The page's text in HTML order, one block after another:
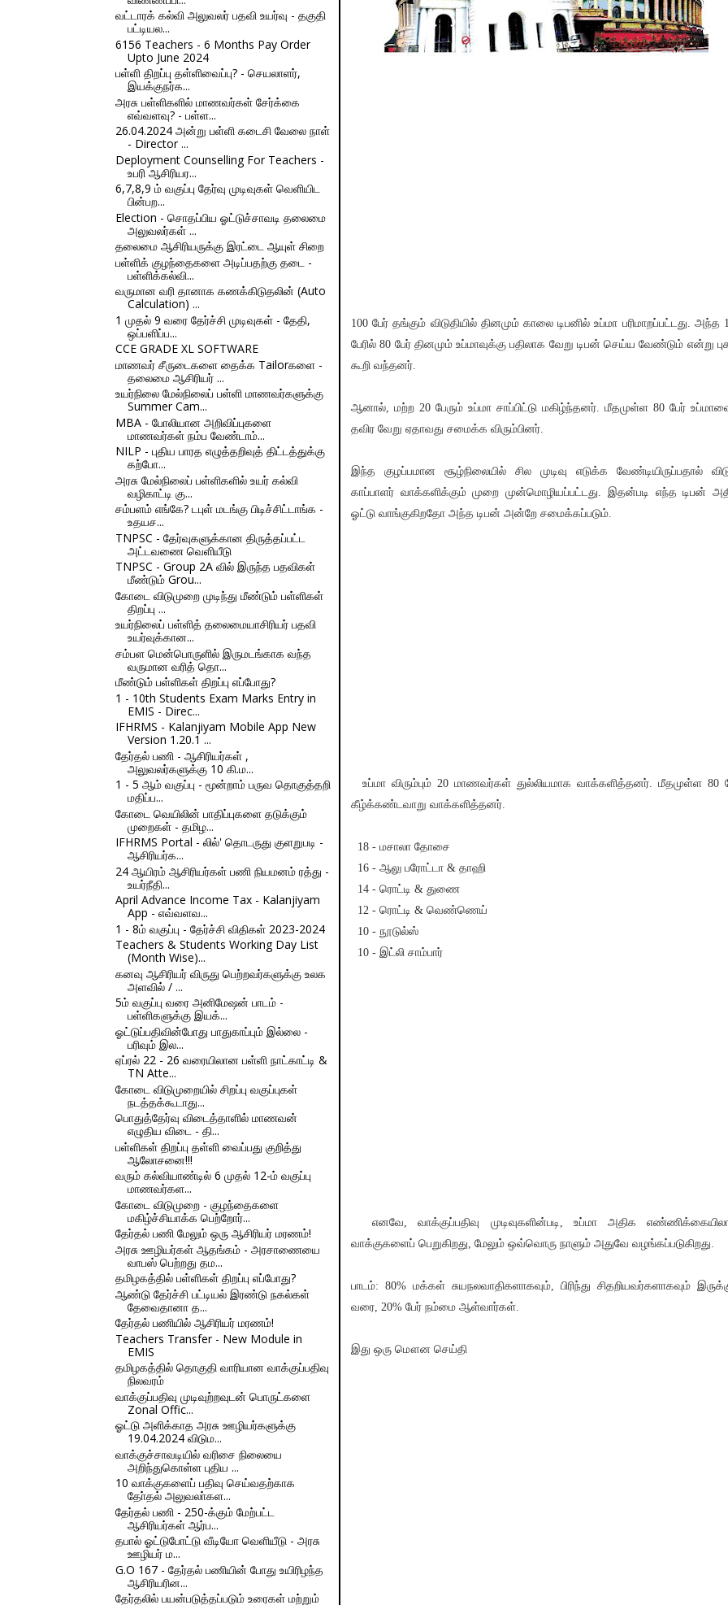
வட்டாரக் கல்வி அலுவலர் பதவி உயர்வு - தகுதி
பட்டியல...
6156 Teachers - 6 Months Pay Order
Upto June 2024
பள்ளி திறப்பு தள்ளிவைப்பு? - செயலாளர்,
இயக்குநர்க...
அரசு பள்ளிகளில் மாணவர்கள் சேர்க்கை
எவ்வளவு? - பள்ள...
26.04.2024 அன்று பள்ளி கடைசி வேலை நாள்
- Director ...
Deployment Counselling For Teachers -
உபரி ஆசிரியர...
6,7,8,9 ம் வகுப்பு தேர்வு முடிவுகள் வெளியிட
பின்பற...
Election - சொதப்பிய ஓட்டுச்சாவடி தலைமை
அலுவலர்கள் ...
தலைமை ஆசிரியருக்கு இரட்டை ஆயுள் சிறை
பள்ளிக் குழந்தைகளை அடிப்பதற்கு தடை -
பள்ளிக்கல்வி...
வருமான வரி தானாக கணக்கிடுதலின் (Auto
Calculation) ...
1 முதல் 9 வரை தேர்ச்சி முடிவுகள் - தேதி,
ஒப்பளிப்ப...
CCE GRADE XL SOFTWARE
மாணவர் சீருடைகளை தைக்க Tailorகளை -
தலைமை ஆசிரியர் ...
உயர்நிலை மேல்நிலைப் பள்ளி மாணவர்களுக்கு
Summer Cam...
MBA - போலியான அறிவிப்புகளை
மாணவர்கள் நம்ப வேண்டாம்...
NILP - புதிய பாரத எழுத்தறிவுத் திட்டத்துக்கு
கற்போ...
அரசு மேல்நிலைப் பள்ளிகளில் உயர் கல்வி
வழிகாட்டி கு...
சம்பளம் எங்கே? டபுள் மடங்கு பிடிச்சிட்டாங்க -
உதயச...
TNPSC - தேர்வுகளுக்கான திருத்தப்பட்ட
அட்டவணை வெளியீடு
TNPSC - Group 2A வில் இருந்த பதவிகள்
மீண்டும் Grou...
கோடை விடுமுறை முடிந்து மீண்டும் பள்ளிகள்
திறப்பு ...
உயர்நிலைப் பள்ளித் தலைமையாசிரியர் பதவி
உயர்வுக்கான...
சம்பள மென்பொருளில் இருமடங்காக வந்த
வருமான வரித் தொ...
மீண்டும் பள்ளிகள் திறப்பு எப்போது?
1 - 10th Students Exam Marks Entry in
EMIS - Direc...
IFHRMS - Kalanjiyam Mobile App New
Version 1.20.1 ...
தேர்தல் பணி - ஆசிரியர்கள் ,
அலுவலர்களுக்கு 10 கி.ம...
1 - 5 ஆம் வகுப்பு - மூன்றாம் பருவ தொகுத்தறி
மதிப்ப...
கோடை வெயிலின் பாதிப்புகளை தடுக்கும்
முறைகள் - தமிழ...
IFHRMS Portal - லில்' தொடருது குளறுபடி -
ஆசிரியர்க...
24 ஆயிரம் ஆசிரியர்கள் பணி நியமனம் ரத்து -
உயர்நீதி...
April Advance Income Tax - Kalanjiyam
App - எவ்வளவ...
1 - 8ம் வகுப்பு - தேர்ச்சி விதிகள் 2023-2024
Teachers & Students Working Day List
(Month Wise)...
கனவு ஆசிரியர் விருது பெற்றவர்களுக்கு உலக
அளவில் / ...
5ம் வகுப்பு வரை அனிமேஷன் பாடம் -
பள்ளிகளுக்கு இயக்...
ஓட்டுப்பதிவின்போது பாதுகாப்பும் இல்லை -
பரிவும் இல...
ஏப்ரல் 22 - 26 வரையிலான பள்ளி நாட்காட்டி &
TN Atte...
கோடை விடுமுறையில் சிறப்பு வகுப்புகள்
நடத்தக்கூடாது...
பொதுத்தேர்வு விடைத்தாளில் மாணவன்
எழுதிய விடை - தி...
பள்ளிகள் திறப்பு தள்ளி வைப்பது குறித்து
ஆலோசனை!!!
வரும் கல்வியாண்டில் 6 முதல் 12-ம் வகுப்பு
மாணவர்கள...
கோடை விடுமுறை - குழந்தைகளை
மகிழ்ச்சியாக்க பெற்றோர்...
தேர்தல் பணி மேலும் ஒரு ஆசிரியர் மரணம்!
அரசு ஊழியர்கள் ஆதங்கம் - அரசாணையை
வாபஸ் பெற்றது தம...
தமிழகத்தில் பள்ளிகள் திறப்பு எப்போது?
ஆண்டு தேர்ச்சி பட்டியல் இரண்டு நகல்கள்
தேவைதானா த...
தேர்தல் பணியில் ஆசிரியர் மரணம்!
Teachers Transfer - New Module in
EMIS
தமிழகத்தில் தொகுதி வாரியான வாக்குப்பதிவு
நிலவரம்
வாக்குப்பதிவு முடிவுற்றவுடன் பொருட்களை
Zonal Offic...
ஓட்டு அளிக்காத அரசு ஊழியர்களுக்கு
19.04.2024 விடும...
வாக்குச்சாவடியில் வரிசை நிலையை
அறிந்துகொள்ள புதிய ...
10 வாக்குகளைப் பதிவு செய்வதற்காக
தோ்தல் அலுவலா்கள...
தேர்தல் பணி - 250-க்கும் மேற்பட்ட
ஆசிரியர்கள் ஆர்ப...
தபால் ஓட்டுபோட்டு வீடியோ வெளியீடு - அரசு
ஊழியர் ம...
G.O 167 - தேர்தல் பணியின் போது உயிரிழந்த
ஆசிரியரின...
தேர்தலில் பயன்படுத்தப்படும் உரைகள் மற்றும்
100 பேர் தங்கும் விடுதியில் தினமும் காலை டிபனில் உப்மா பரிமாறப்பட்டது. அந்த
பேரில் 80 பேர் தினமும் உப்மாவுக்கு பதிலாக வேறு டிபன் செய்ய வேண்டும் என்று
கூறி வந்தனர்.
ஆனால், மற்ற 20 பேரும் உப்மா சாப்பிட்டு மகிழ்ந்தனர். மீதமுள்ள 80 பேர்
தவிர வேறு ஏதாவது சமைக்க விரும்பினர்.
இந்த குழப்பமான சூழ்நிலையில் சில முடிவு எடுக்க வேண்டியிருப்பதால்
காப்பாளர் வாக்களிக்கும் முறை முன்மொழியப்பட்டது. இதன்படி எந்த டிபன்
ஓட்டு வாங்குகிறதோ அந்த டிபன் அன்றே சமைக்கப்படும்.
உப்மா விரும்பும் 20 மாணவர்கள் துல்லியமாக வாக்களித்தனர். மீதமுள்ள 80
கீழ்க்கண்டவாறு வாக்களித்தனர்.
18 - மசாலா தோசை
16 - ஆலு பரோட்டா & தாஹி
14 - ரொட்டி & துணை
12 - ரொட்டி & வெண்ணெய்
10 - நூடுல்ஸ்
10 - இட்லி சாம்பார்
எனவே, வாக்குப்பதிவு முடிவுகளின்படி, உப்மா அதிக
வாக்குகளைப் பெறுகிறது, மேலும் ஒவ்வொரு நாளும் அதுவே வழங்கப்படுகிறது.
பாடம்: 80% மக்கள் சுயநலவாதிகளாகவும், பிரிந்து சிதறியவர்களாகவும்
வரை, 20% பேர் நம்மை ஆள்வார்கள்.
இது ஒரு மௌன செய்தி